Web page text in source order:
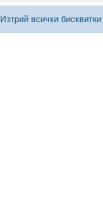
Изтрий всички бисквитки